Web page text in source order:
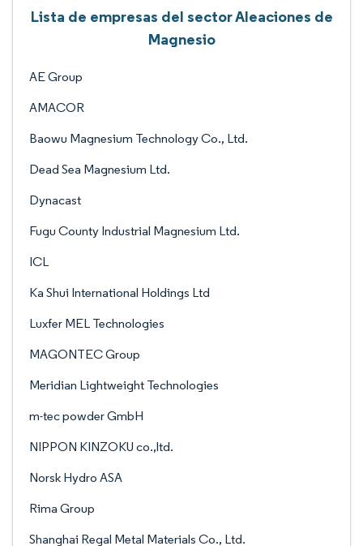
Lista de empresas del sector Aleaciones de
Magnesio
AE Group
AMACOR
Baowu Magnesium Technology Co., Ltd.
Dead Sea Magnesium Ltd.
Dynacast
Fugu County Industrial Magnesium Ltd.
ICL
Ka Shui International Holdings Ltd
Luxfer MEL Technologies
MAGONTEC Group
Meridian Lightweight Technologies
m-tec powder GmbH
NIPPON KINZOKU co.,ltd.
Norsk Hydro ASA
Rima Group
Shanghai Regal Metal Materials Co., Ltd.